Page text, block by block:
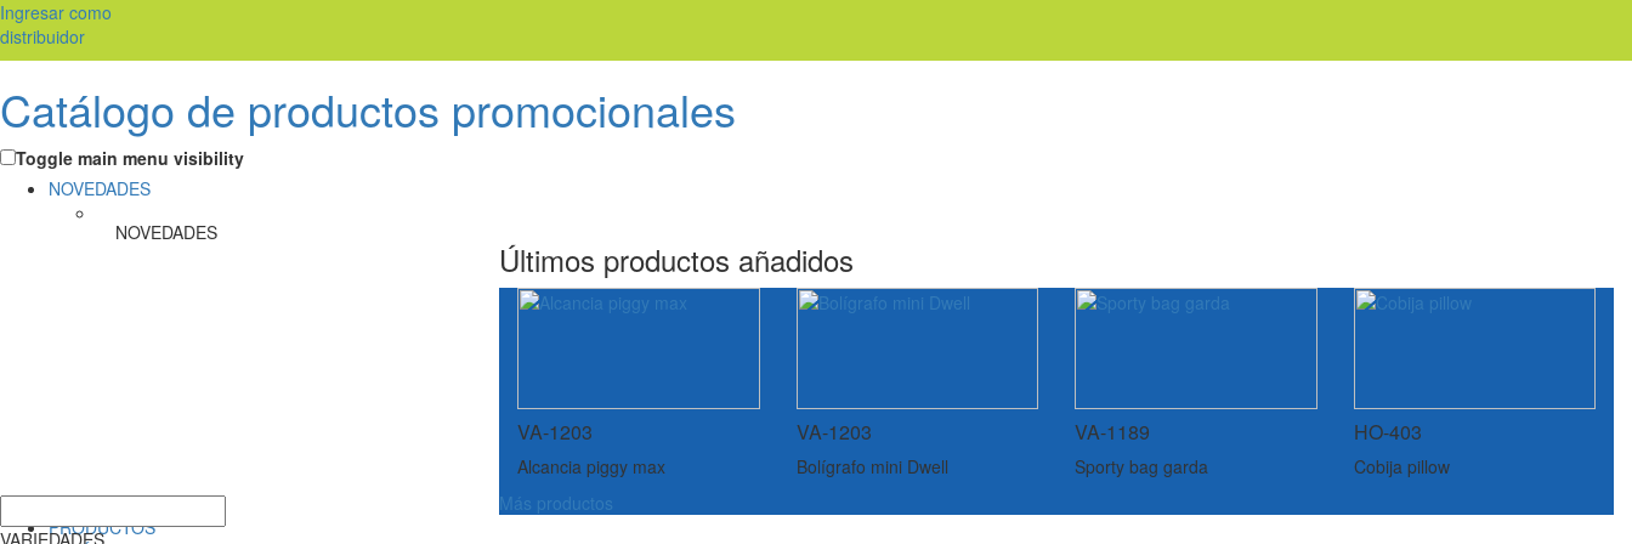
Ingresar como
distribuidor
Catálogo de productos promocionales
Toggle main menu visibility
NOVEDADES
NOVEDADES
Últimos productos añadidos
VA-1203
Alcancia piggy max
VA-1203
Bolígrafo mini Dwell
VA-1189
Sporty bag garda
HO-403
Cobija pillow
Más productos
PRODUCTOS
VARIEDADES